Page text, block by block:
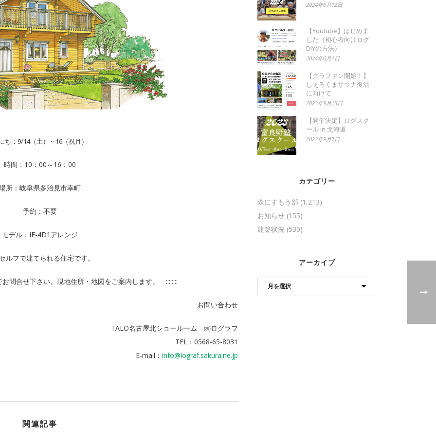
ち：9/14（土）～16（祝月）
時間：10：00～16：00
所：岐阜県多治見市幸町
予約：不要
モデル：IE-4D1アレンジ
ルフで建てられる住宅です。
問合せ下さい。現地住所・地図をご案内します。 ::::::::
お問い合わせ
TALO名古屋北ショールーム ㈱ログラフ
TEL：0568-65-8031
E-mail： info@lograf.sakura.ne.jp
関連記事
2024年6月12日
【Youtube】はじめま
した（初心者向けログ
DIYの方法）
2024年6月1日
【クラファン開始！】
しぇろくまサウナ復活
に向けて
2023年9月15日
【開催決定】ログスク
ール in 北海道
2023年9月7日
カテゴリー
森にすもう部 (1,213)
お知らせ (155)
建築状況 (530)
アーカイブ